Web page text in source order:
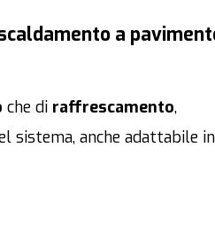
a
che di raffrescamento,
sistema, anche adattabile